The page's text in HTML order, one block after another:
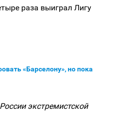
раза выиграл Лигу
«Барселону», но пока
экстремистской